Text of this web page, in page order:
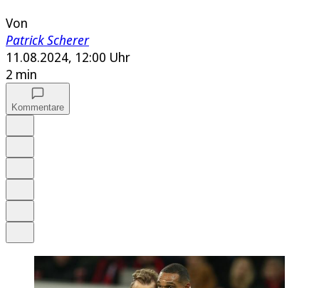
Von
Patrick Scherer
11.08.2024, 12:00 Uhr
2 min
Kommentare